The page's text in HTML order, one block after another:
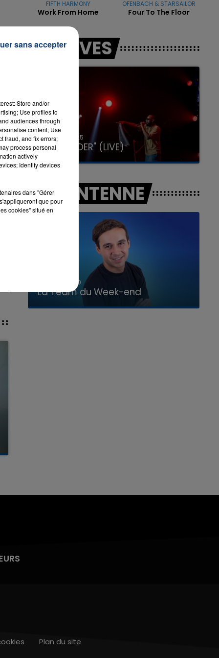
7h00 - 12h00
LA TEAM DU WEEK-END
FIFTH HARMONY
Work From Home
OFENBACH & STARSAILOR
Four To The Floor
LES LIVES
31 janvier 2025
GIMS "SPIDER" (LIVE)
A L'ANTENNE
La Team du Week-end
Plan du site
Store and/or
Use profiles to
audiences through
content; Use
fraud, and fix errors;
process personal
actively
Identify devices
dans "Gérer
que pour
cookies" situé en
sans accepter